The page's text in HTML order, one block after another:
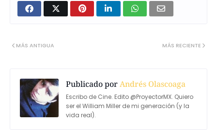
MÁS RECIENTE
MÁS ANTIGUA
Publicado porAndrés Olascoaga
Escribo de Cine. Edito @ProyectorMX. Quiero
ser el William Miller de mi generación (y la
vida real).